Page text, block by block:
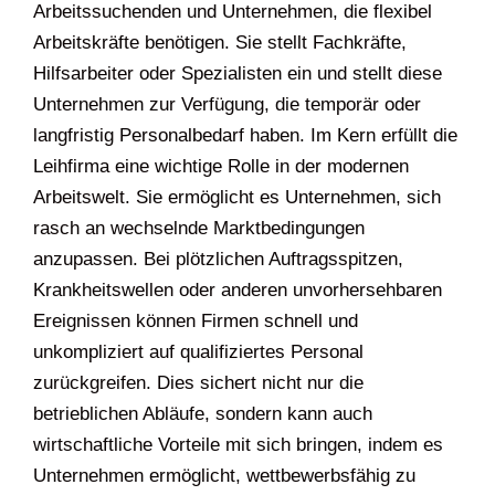
Arbeitssuchenden und Unternehmen, die flexibel
Arbeitskräfte benötigen. Sie stellt Fachkräfte,
Hilfsarbeiter oder Spezialisten ein und stellt diese
Unternehmen zur Verfügung, die temporär oder
langfristig Personalbedarf haben. Im Kern erfüllt die
Leihfirma eine wichtige Rolle in der modernen
Arbeitswelt. Sie ermöglicht es Unternehmen, sich
rasch an wechselnde Marktbedingungen
anzupassen. Bei plötzlichen Auftragsspitzen,
Krankheitswellen oder anderen unvorhersehbaren
Ereignissen können Firmen schnell und
unkompliziert auf qualifiziertes Personal
zurückgreifen. Dies sichert nicht nur die
betrieblichen Abläufe, sondern kann auch
wirtschaftliche Vorteile mit sich bringen, indem es
Unternehmen ermöglicht, wettbewerbsfähig zu